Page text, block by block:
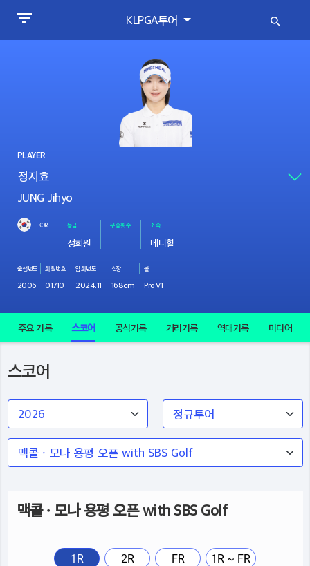
KLPGA투어
PLAYER
JUNG Jihyo
KOR 등급
정회원
우승횟수 소속
메디힐
출생년도
2006
회원번호
01710
입회년도
2024.11
신장
168cm
볼
Pro V1
주요 기록 스코어 공식기록 거리기록 역대기록 미디어
스코어
맥콜 · 모나 용평 오픈 with SBS Golf
1R 2R FR 1R ~ FR